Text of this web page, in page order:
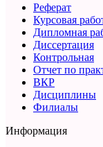
Реферат
Курсовая
Дипломная
Диссертация
Контрольная
Отчет по
ВКР
Дисциплины
Филиалы
Информация